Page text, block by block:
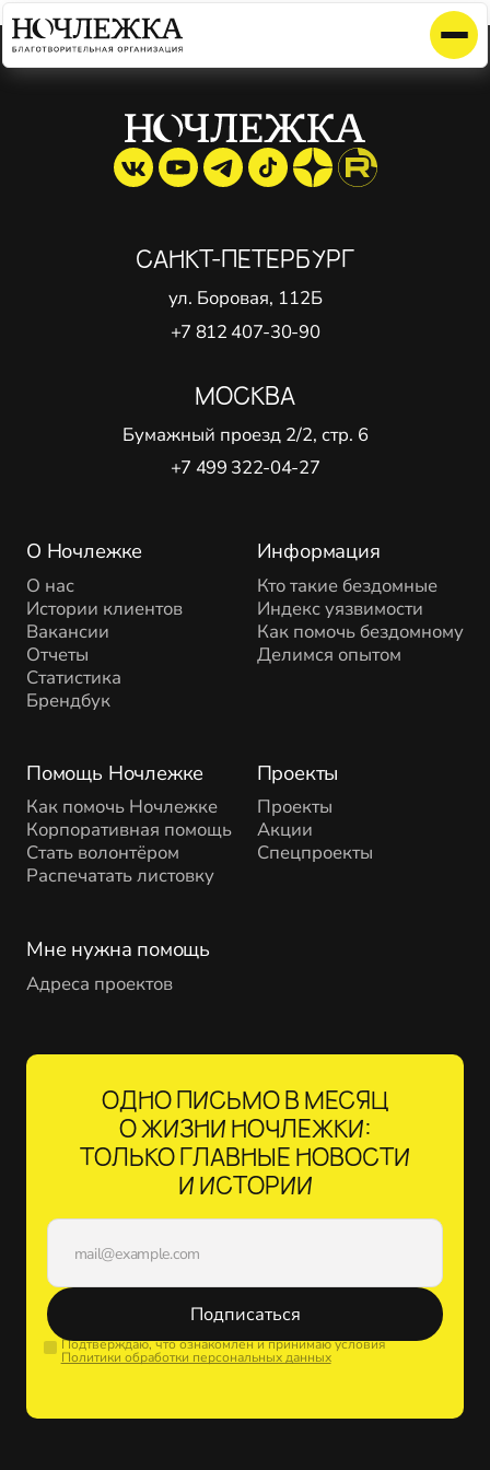
Элемент не найден!
О Ночлежке
О нас
Истории клиентов
Вакансии
Отчеты
Статистика
Брендбук
Помощь Ночлежке
Как помочь Ночлежке
Корпоративная помощь
Стать волонтёром
Распечатать листовку
Проекты
Проекты
Акции
Спецпроекты
Информация
Кто такие бездомные
Индекс уязвимости
Как помочь бездомному
Делимся опытом
Мне нужна помощь
Адреса проектов
САНКТ-ПЕТЕРБУРГ
ул. Боровая, 112Б
+7 812 407-30-90
МОСКВА
Бумажный проезд 2/2, стр. 6
+7 499 322-04-27
ОДНО ПИСЬМО В МЕСЯЦ
О ЖИЗНИ НОЧЛЕЖКИ:
ТОЛЬКО ГЛАВНЫЕ НОВОСТИ
И ИСТОРИИ
Подписаться
Подтверждаю, что ознакомлен и принимаю условия
Политики обработки персональных данных